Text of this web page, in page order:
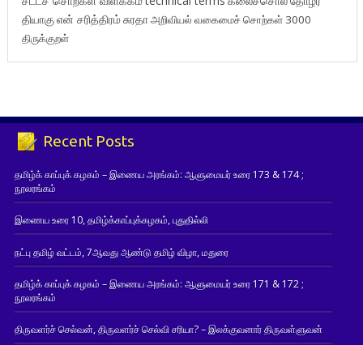
தியாகுஎன் சரித்திரம்சுரதாஅறிவியல் வகைமைச் சொற்கள் 3000
திருக்குறள்
Recent Posts
தமிழ்க் காப்புக் கழகம் – இணைய அரங்கம்: ஆளுமையர் உரை 173 & 174 ;
நூலரங்கம்
இணைய உரை 10, தமிழ்க்காப்புக்கழகம், புதுதில்லி
நட்பு தமிழ் வட்டம், 7ஆவது ஆண்டு தமிழ் விழா, மதுரை
தமிழ்க் காப்புக் கழகம் – இணைய அரங்கம்: ஆளுமையர் உரை 171 & 172 ;
நூலரங்கம்
திருவளர்ச் செல்வன், திருவளர்ச் செல்வி சரியா? – இலக்குவனார் திருவள்ளுவன்